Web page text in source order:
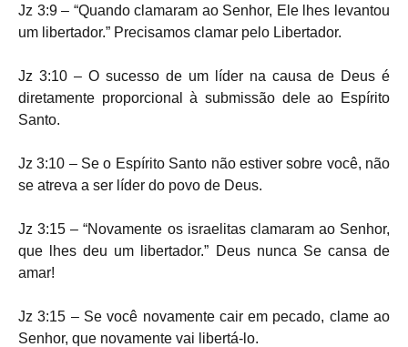
Jz 3:9 – “Quando clamaram ao Senhor, Ele lhes levantou
um libertador.” Precisamos clamar pelo Libertador.
Jz 3:10 – O sucesso de um líder na causa de Deus é
diretamente proporcional à submissão dele ao Espírito
Santo.
Jz 3:10 – Se o Espírito Santo não estiver sobre você, não
se atreva a ser líder do povo de Deus.
Jz 3:15 – “Novamente os israelitas clamaram ao Senhor,
que lhes deu um libertador.” Deus nunca Se cansa de
amar!
Jz 3:15 – Se você novamente cair em pecado, clame ao
Senhor, que novamente vai libertá-lo.